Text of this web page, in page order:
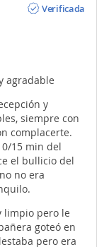
Verificada
agradable
y
siempre con
complacerte.
15 min del
el bullicio del
no era
limpio pero le
goteó en
pero era